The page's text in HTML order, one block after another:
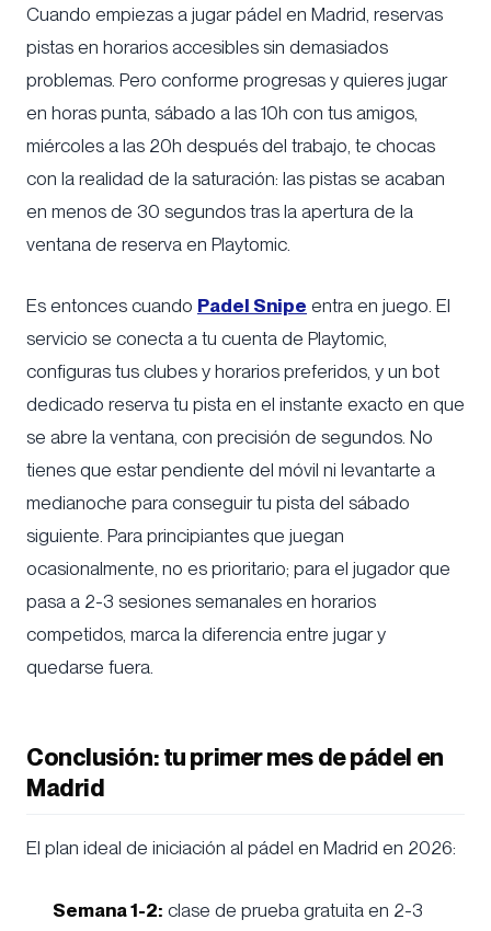
Cuando empiezas a jugar pádel en Madrid, reservas
pistas en horarios accesibles sin demasiados
problemas. Pero conforme progresas y quieres jugar
en horas punta, sábado a las 10h con tus amigos,
miércoles a las 20h después del trabajo, te chocas
con la realidad de la saturación: las pistas se acaban
en menos de 30 segundos tras la apertura de la
ventana de reserva en Playtomic.
Es entonces cuando Padel Snipe entra en juego. El
servicio se conecta a tu cuenta de Playtomic,
configuras tus clubes y horarios preferidos, y un bot
dedicado reserva tu pista en el instante exacto en que
se abre la ventana, con precisión de segundos. No
tienes que estar pendiente del móvil ni levantarte a
medianoche para conseguir tu pista del sábado
siguiente. Para principiantes que juegan
ocasionalmente, no es prioritario; para el jugador que
pasa a 2-3 sesiones semanales en horarios
competidos, marca la diferencia entre jugar y
quedarse fuera.
Conclusión: tu primer mes de pádel en
Madrid
El plan ideal de iniciación al pádel en Madrid en 2026:
Semana 1-2: clase de prueba gratuita en 2-3